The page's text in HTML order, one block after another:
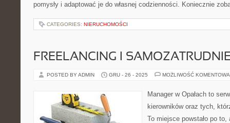
pomysły i adaptować je do własnej codzienności. Koniecznie
CATEGORIES: NIERUCHOMOŚCI
FREELANCING I
POSTED BY ADMIN GRU - 26 - 2025 MOŻLIWOŚĆ
Manager w Opałach to
kierowników oraz tych,
To miejsce powstało po